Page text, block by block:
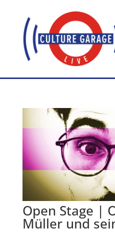
Open Stage |
Müller und